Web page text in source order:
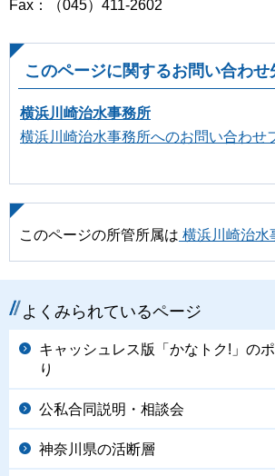
Fax：（045）411-2602
このページに関するお問い合わせ
横浜川崎治水事務所
横浜川崎治水事務所へのお問い合わせ
このページの所管所属は 横浜川崎治水
よくみられているページ
キャッシュレス版「かなトク!」の
り
公私合同説明・相談会
神奈川県の活断層